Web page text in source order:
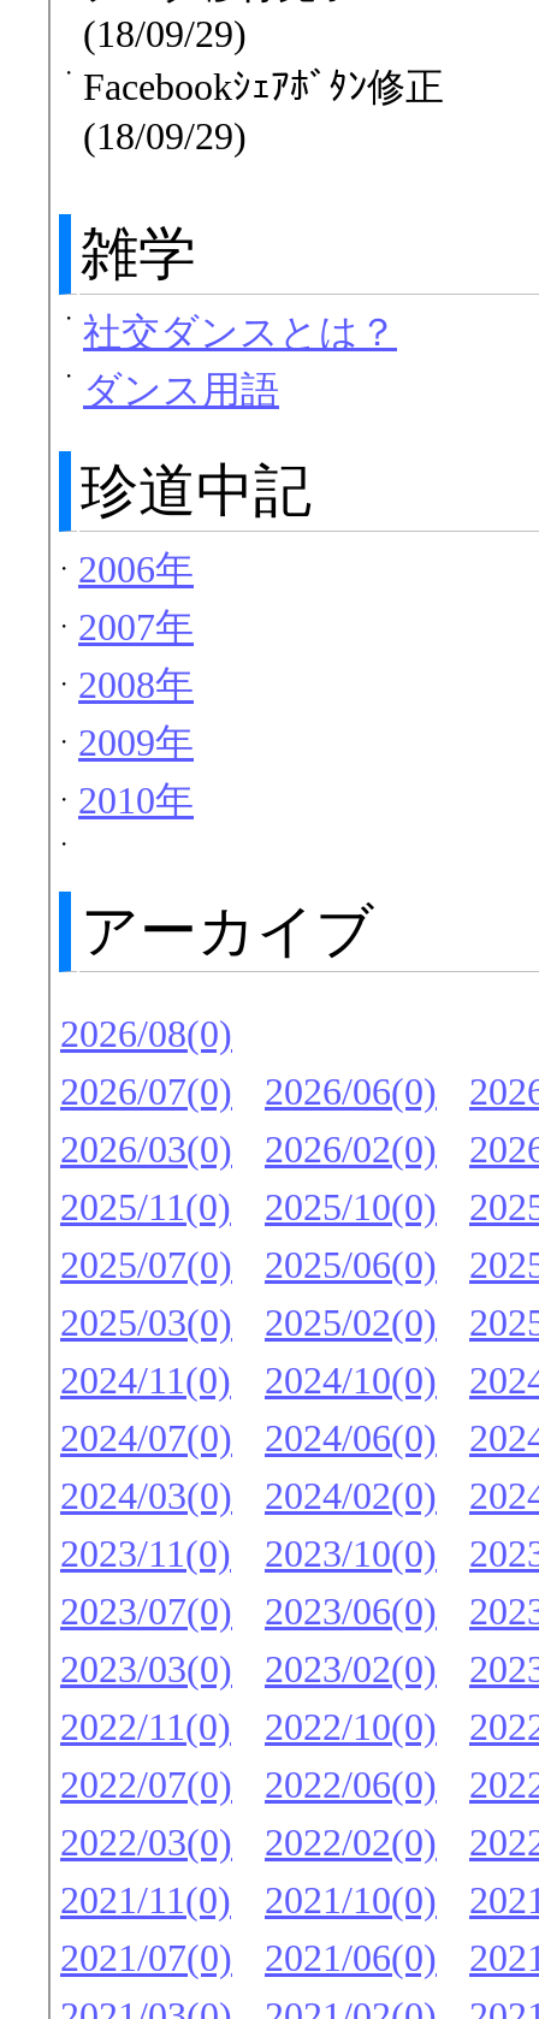
(18/09/29)
・
Facebookｼｪｱﾎﾞﾀﾝ修正
(18/09/29)
雑学
・ 社交ダンスとは？
・ ダンス用語
珍道中記
・ 2006年
・ 2007年
・ 2008年
・ 2009年
・ 2010年
・
アーカイブ
2026/08(0)
2026/07(0)
2026/06(0)
2026/03(0)
2026/02(0)
2025/11(0)
2025/10(0)
2025/07(0)
2025/06(0)
2025/03(0)
2025/02(0)
2024/11(0)
2024/10(0)
2024/07(0)
2024/06(0)
2024/03(0)
2024/02(0)
2023/11(0)
2023/10(0)
2023/07(0)
2023/06(0)
2023/03(0)
2023/02(0)
2022/11(0)
2022/10(0)
2022/07(0)
2022/06(0)
2022/03(0)
2022/02(0)
2021/11(0)
2021/10(0)
2021/07(0)
2021/06(0)